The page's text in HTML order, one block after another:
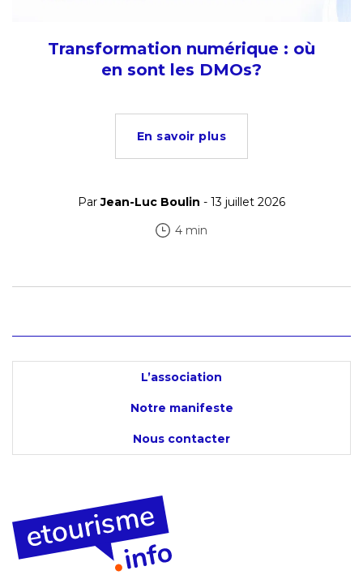
Transformation numérique : où
en sont les DMOs?
En savoir plus
ParJean-Luc Boulin - 13 juillet 2026
4 min
L’association
Notre manifeste
Nous contacter